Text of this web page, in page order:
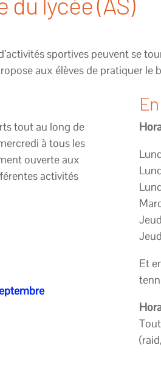
sportives peuvent se
aux élèves de pratiquer
tout au long de
à tous les
ouverte aux
activités
Et